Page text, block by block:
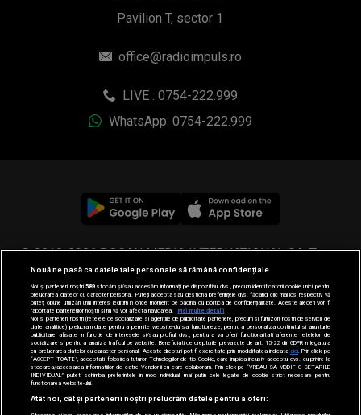
Pavilion T, sector 1
office@radioimpuls.ro
LIVE : 0754-222.999
WhatsApp: 0754-222.999
© 2019-2026 DOGAN MEDIA INTERNATIONAL SA, Toate
drepturile rezervate.
Nouă ne pasă ca datele tale personale să rămână confidențiale
Noi și partenerii noștri589stocăm și/sau accesăm informații pe dispozitivul dvs., precum identificatorii cookie unici pentru
prelucrarea datelor cu caracter personal. Puteți accepta sau gestiona preferințele dvs. făcând clic mai jos, respectiv vă
puteți opune utilizării unui interes legitim în orice moment pe pagina cu politica de confidențialitate. Aceste alegeri vor fi
raportate partenerilor noștri și nu vă vor afecta navigarea.
Mai multe detalii
Noi si partenerii nostri (retelele de socializare si agentiile de publicitate partenere, precum si furnizorii nostri de servicii de
date analitice) prelucram date pentru a permite website-ului sa functioneze, pentru a personaliza continutul si anunturile
publicitare afisate in functie de interesele si/sau profilul dvs., pentru a va oferi functionalitati aferente retelelor de
socializare si pentru a analiza traficul pe website. Beneficiati de drepturile prevazute de art. 15-22 din GDPR in legatura
cu prelucrarea datelor cu caracter personal. Aceste drepturi pot fi exercitate prin modalitatea indicataaici . Prin click pe
“ACCEPT TOATE”, acceptati folosirea tuturor Tehnologiilor de tip Cookie, care implica inclusiv acceptul dvs. cu privire la
stocarea/accesarea informatiilor de catre Vendor-ii cu care colaboram. Prin click pe “VREAU SA MODIFIC SETARILE
INDIVIDUAL” puteti schimba preferintele in mod individual, mai putin cele legate de cookie strict necesare pentru
functionarea website-ului.
Atât noi, cât și partenerii noștri prelucrăm datele pentru a oferi: